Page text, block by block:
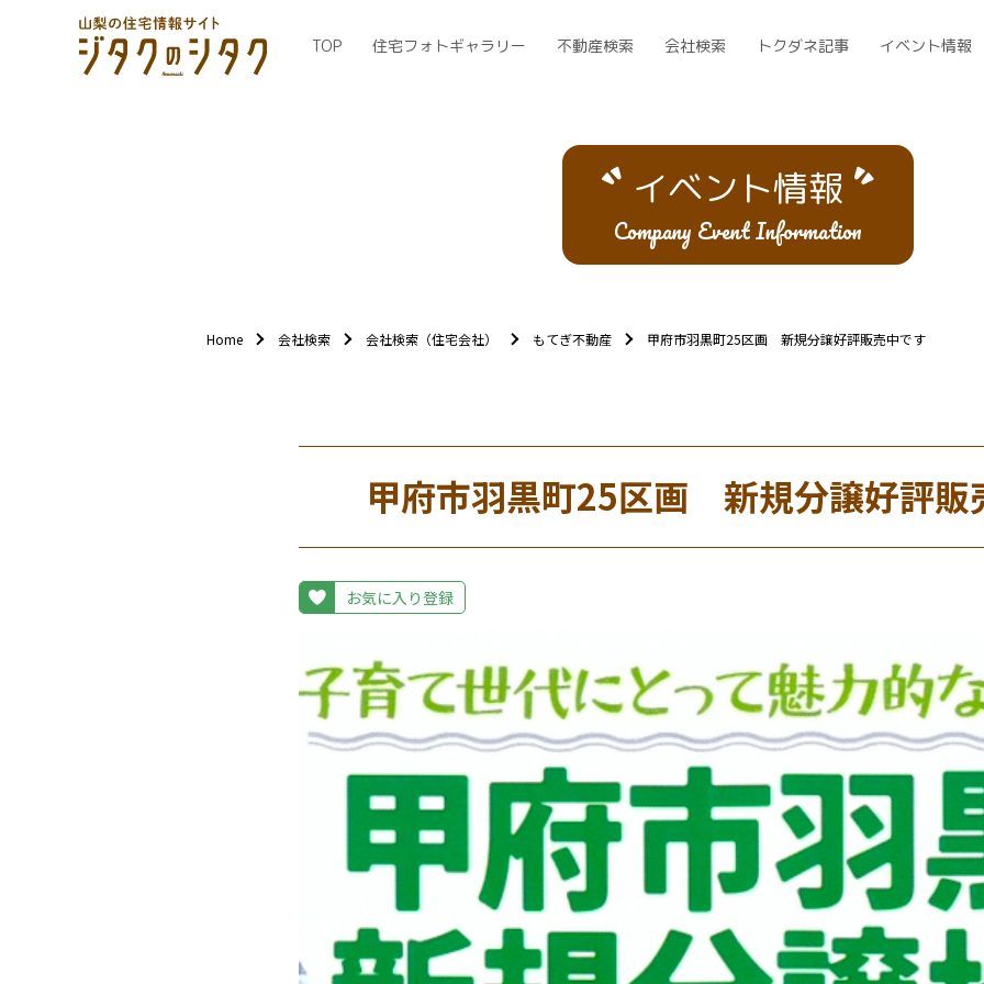
TOP 住宅フォトギャラリー 不動産検索 会社検索 トクダネ記事 イベント情報
イベント情報
Company Event Information
Home 会社検索 会社検索（住宅会社） もてぎ不動産 甲府市羽黒町25区画 新規分譲好評販売中です
甲府市羽黒町25区画 新規分譲好評販
お気に入り登録